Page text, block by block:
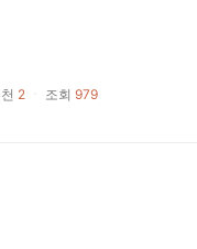
2 조회 979